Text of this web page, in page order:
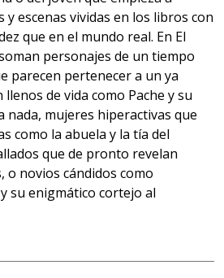
escenas vividas en los libros con
que en el mundo real. En El
personajes de un tiempo
parecen pertenecer a un ya
de vida como Pache y su
nada, mujeres hiperactivas que
como la abuela y la tía del
que de pronto revelan
o novios cándidos como
su enigmático cortejo al